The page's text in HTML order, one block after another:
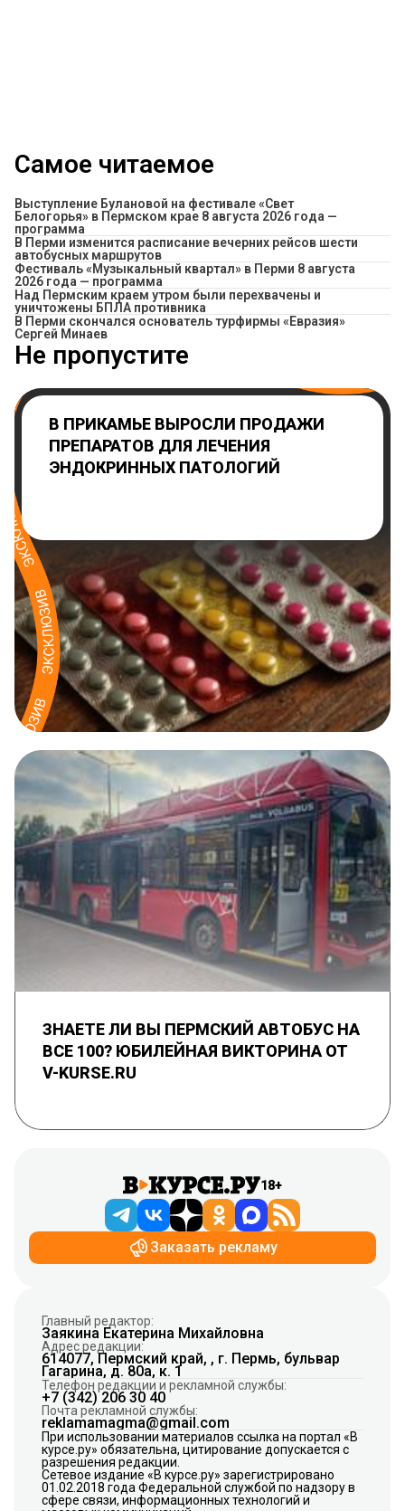
Самое читаемое
Выступление Булановой на фестивале «Свет
Белогорья» в Пермском крае 8 августа 2026 года —
программа
​В Перми изменится расписание вечерних рейсов шести
автобусных маршрутов
Фестиваль «Музыкальный квартал» в Перми 8 августа
2026 года — программа
Над Пермским краем утром были перехвачены и
уничтожены БПЛА противника
В Перми скончался основатель турфирмы «Евразия»
Сергей Минаев
Не пропустите
В ПРИКАМЬЕ ВЫРОСЛИ ПРОДАЖИ
ПРЕПАРАТОВ ДЛЯ ЛЕЧЕНИЯ
ЭНДОКРИННЫХ ПАТОЛОГИЙ
ЗНАЕТЕ ЛИ ВЫ ПЕРМСКИЙ АВТОБУС НА
ВСЕ 100? ЮБИЛЕЙНАЯ ВИКТОРИНА ОТ
V-KURSE.RU
18+
Заказать рекламу
Главный редактор:
Заякина Екатерина Михайловна
Адрес редакции:
614077, Пермский край, , г. Пермь, бульвар
Гагарина, д. 80а, к. 1
Телефон редакции и рекламной службы:
+7 (342) 206 30 40
Почта рекламной службы:
reklamamagma@gmail.com
При использовании материалов ссылка на портал «В
курсе.ру» обязательна, цитирование допускается с
разрешения редакции.
Сетевое издание «В курсе.ру» зарегистрировано
01.02.2018 года Федеральной службой по надзору в
сфере связи, информационных технологий и